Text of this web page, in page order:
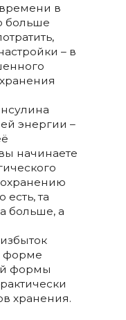
в
больше
– в
энергии –
начинаете
есть, та
больше, а
форме
формы
хранения.